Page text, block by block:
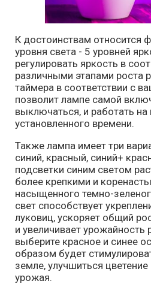
К достоинствам относится
уровня света - 5 уровней
регулировать яркость в
различными этапами роста
таймера в соответствии с
позволит лампе самой
выключаться, и работать на
установленного времени.
Также лампа имеет три
синий, красный, синий+
подсветки синим светом
более крепкими и
насыщенного темно-
свет способствует
луковиц, ускоряет общий
и увеличивает урожайность
выберите красное и синее
образом будет
земле, улучшиться
урожая.